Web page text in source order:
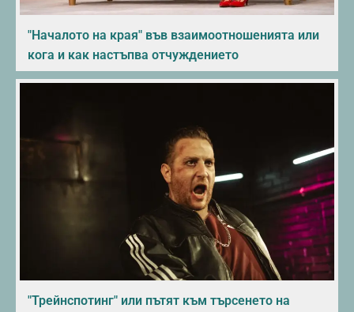
"Началото на края" във взаимоотношенията или
кога и как настъпва отчуждението
"Трейнспотинг" или пътят към търсенето на